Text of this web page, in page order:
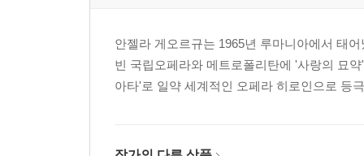
안젤라 게오르규는 1965년 루마니아에서 태
빈 국립오페라와 메트로폴리탄에 '사랑의 묘
아타'로 일약 세계적인 오페라 히로인으로 등